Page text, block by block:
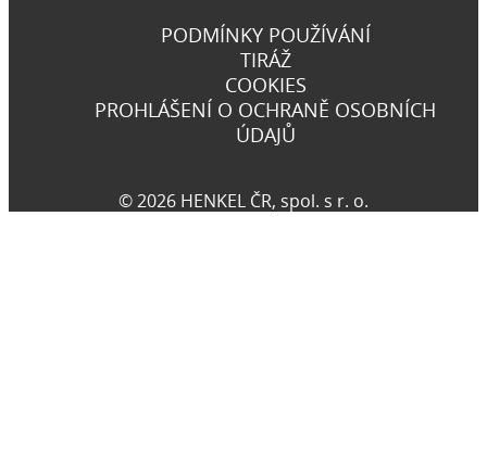
PODMÍNKY POUŽÍVÁNÍ
TIRÁŽ
COOKIES
PROHLÁŠENÍ O OCHRANĚ OSOBNÍCH
ÚDAJŮ
© 2026 HENKEL ČR, spol. s r. o.